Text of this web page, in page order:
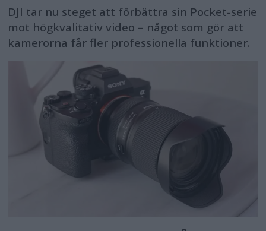
DJI tar nu steget att förbättra sin Pocket-serie
mot högkvalitativ video – något som gör att
kamerorna får fler professionella funktioner.